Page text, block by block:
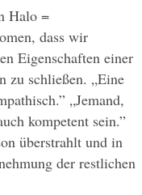
Halo =
dass wir
Eigenschaften einer
zu schließen. „Eine
„Jemand,
kompetent sein.”
überstrahlt und in
der restlichen